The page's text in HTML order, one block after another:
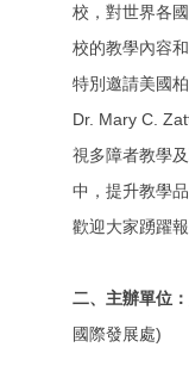
校，對世界各
校的教學內容
特別邀請美國
Dr. Mary C.
視多障者教學
中，提升教學
歡迎大家踴躍報
二、主辦單位：
國際發展處)